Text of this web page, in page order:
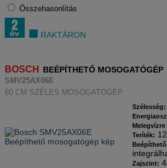
Összehasonlítás
RAKTÁRON
BOSCH BEÉPÍTHETŐ MOSOGATÓGÉP
SMV25AX06E
60 CM SZÉLES MOSOGATÓGÉP
Szélesség:
Teríték:
Zajszint: